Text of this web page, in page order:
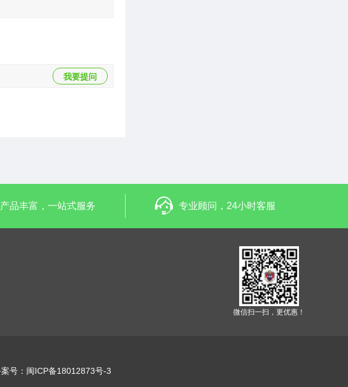
我要提问
产品丰富，一站式服务 专业顾问，24小时客服
微信扫一扫，更优惠！
号： 闽ICP备18012873号-3